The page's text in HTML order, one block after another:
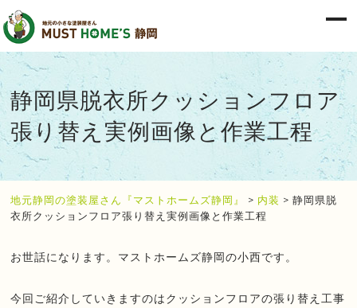
静岡県脱衣所クッションフロア
張り替え実例画像と作業工程
地元静岡の塗装屋さん『マストホームズ静岡』 > 内装 >静岡県脱
衣所クッションフロア張り替え実例画像と作業工程
お世話になります。マストホームズ静岡の小西です。
今回ご紹介していきますのはクッションフロアの張り替え工事